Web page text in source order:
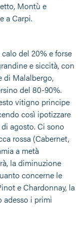
Montù e
a Carpi.
del 20% e forse
e siccità, con
di Malalbergo,
del 80-90%.
vitigno principe
così ipotizzare
agosto. Ci sono
rossa (Cabernet,
a metà
la diminuzione
concerne le
e Chardonnay, la
adesso i primi